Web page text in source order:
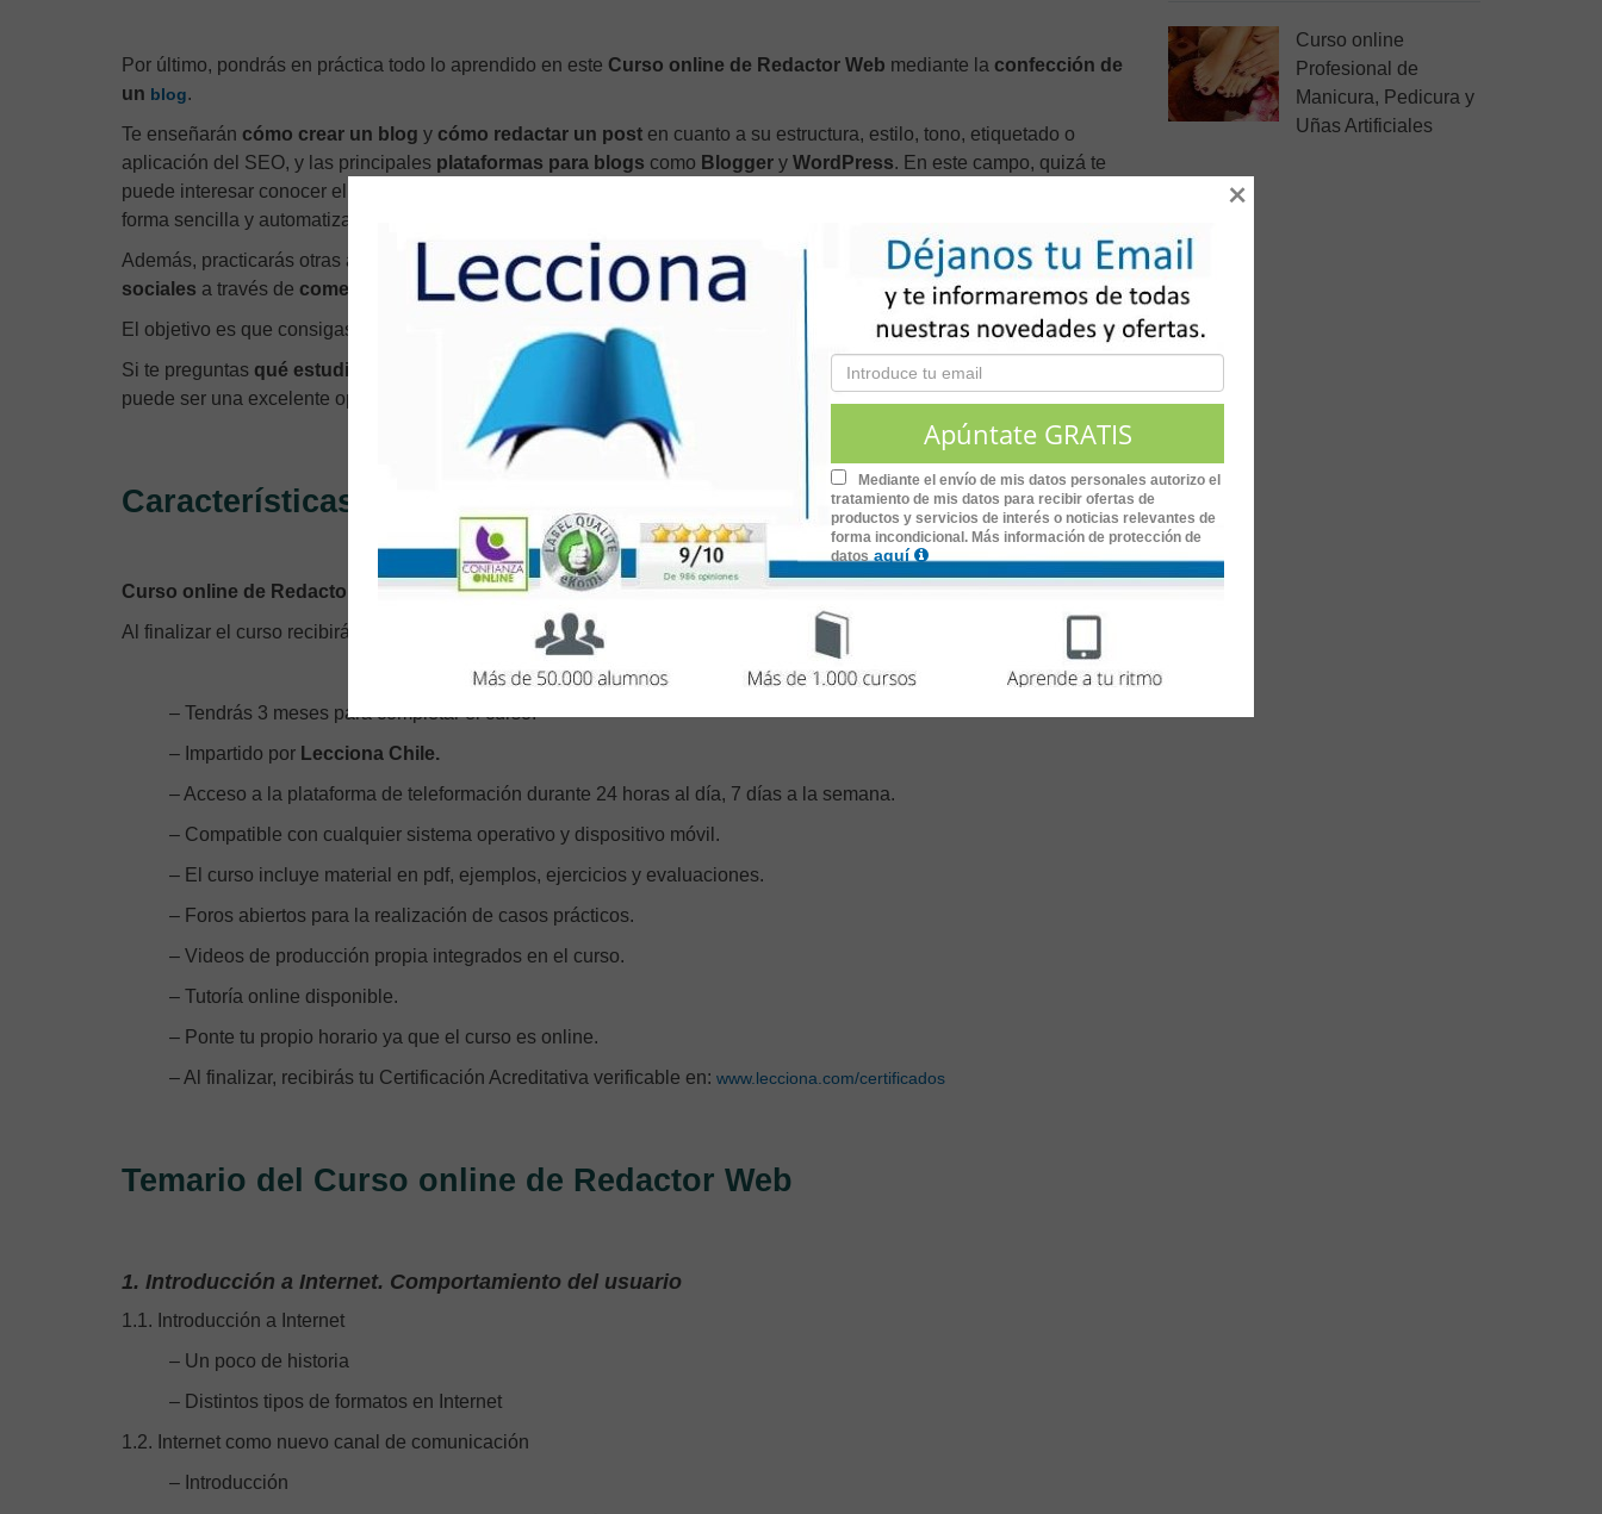
Por último, pondrás en práctica todo lo aprendido en este Curso online de Redactor Web mediante la confección de
un blog.
Te enseñarán cómo crear un blog y cómo redactar un post en cuanto a su estructura, estilo, tono, etiquetado o
aplicación del SEO, y las principales plataformas para blogs como Blogger y WordPress. En este campo, quizá te
puede interesar conocer el gestor de contenidos
forma sencilla y automatizada.
Además, practicarás otras acciones ligadas a la creación de un blog, como relación con los lectores y con las redes
sociales a través de comentarios , publicidad, seguridad oanalítica del blog.
El objetivo es que consigas las 3 claves del éxito en internet:posicionamiento, seguridad y monetización.
Si te preguntas qué estudiar para ser redactor de contenidos en internet
, este curso de escritor o redactor digital
puede ser una excelente opción.
Características del Curso online de Redactor Web
Curso online de Redactor Web. Cómo Escribir en Internet,
de 40 horas de duración.
Al finalizar el curso recibirás un Certificado Acreditativo.
– Tendrás 3 meses para completar el curso.
– Impartido por Lecciona Chile.
– Acceso a la plataforma de teleformación durante 24 horas al día, 7 días a la semana.
– Compatible con cualquier sistema operativo y dispositivo móvil.
– El curso incluye material en pdf, ejemplos, ejercicios y evaluaciones.
– Foros abiertos para la realización de casos prácticos.
– Videos de producción propia integrados en el curso.
– Tutoría online disponible.
– Ponte tu propio horario ya que el curso es online.
– Al finalizar, recibirás tu Certificación Acreditativa verificable en: www.lecciona.com/certificados
Temario del Curso online de Redactor Web
1. Introducción a Internet. Comportamiento del usuario
1.1. Introducción a Internet
– Un poco de historia
– Distintos tipos de formatos en Internet
1.2. Internet como nuevo canal de comunicación
– Introducción
Curso online
Profesional de
Manicura, Pedicura y
Uñas Artificiales
Mediante el envío de mis datos personales autorizo el
tratamiento de mis datos para recibir ofertas de
productos y servicios de interés o noticias relevantes de
forma incondicional. Más información de protección de
datos aquí
×